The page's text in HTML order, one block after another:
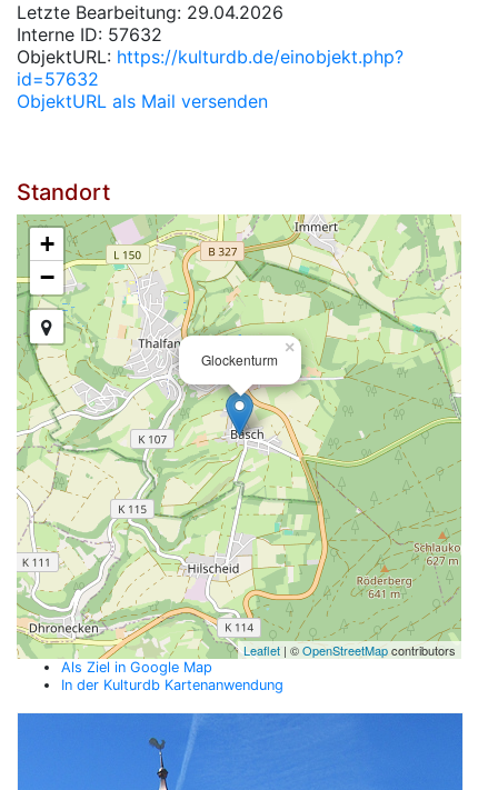
Letzte Bearbeitung: 29.04.2026
Interne ID: 57632
ObjektURL: https://kulturdb.de/einobjekt.php?
id=57632
ObjektURL als Mail versenden
Standort
Glockenturm
×
+
−
Leaflet | ©OpenStreetMapcontributors
Als Ziel in Google Map
In der Kulturdb Kartenanwendung